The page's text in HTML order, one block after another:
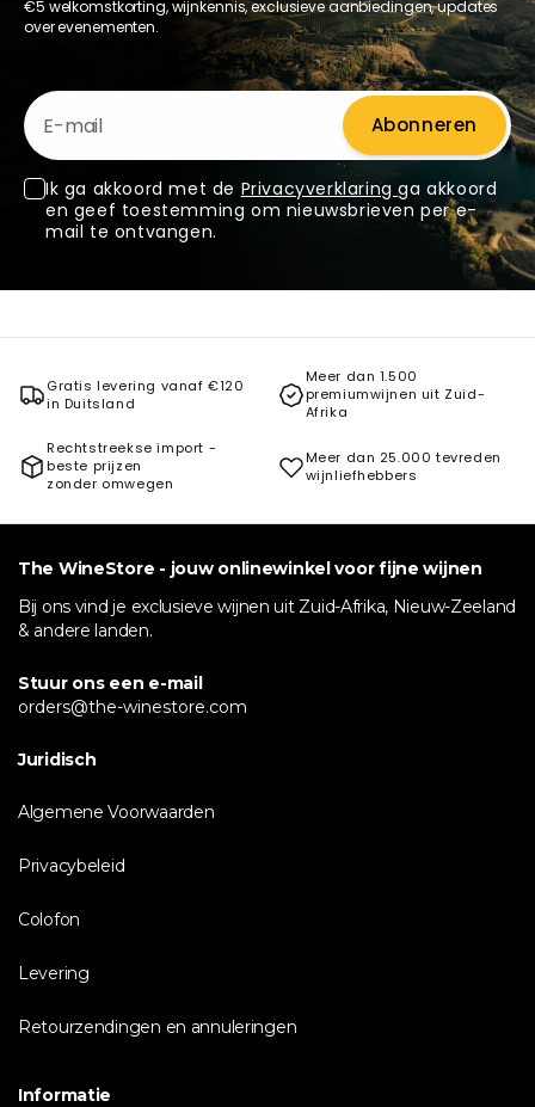
€5 welkomstkorting, wijnkennis, exclusieve aanbiedingen, updates
over evenementen.
E-mail
Abonneren
Ik ga akkoord met de Privacyverklaringga akkoord
en geef toestemming om nieuwsbrieven per e-
mail te ontvangen.
Gratis levering vanaf €120
in Duitsland
Meer dan 1.500
premiumwijnen uit Zuid-
Afrika
Rechtstreekse import -
beste prijzen
zonder omwegen
Meer dan 25.000 tevreden
wijnliefhebbers
The WineStore - jouw onlinewinkel voor fijne wijnen
Bij ons vind je exclusieve wijnen uit Zuid-Afrika, Nieuw-Zeeland
& andere landen.
Stuur ons een e-mail
orders@the-winestore.com
Juridisch
Algemene Voorwaarden
Privacybeleid
Colofon
Levering
Retourzendingen en annuleringen
Informatie